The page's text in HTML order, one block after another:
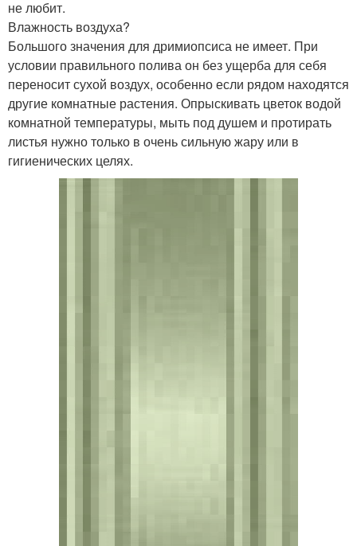
не любит.
Влажность воздуха?
Большого значения для дримиопсиса не имеет. При
условии правильного полива он без ущерба для себя
переносит сухой воздух, особенно если рядом находятся
другие комнатные растения. Опрыскивать цветок водой
комнатной температуры, мыть под душем и протирать
листья нужно только в очень сильную жару или в
гигиенических целях.